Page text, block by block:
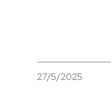
27/5/2025